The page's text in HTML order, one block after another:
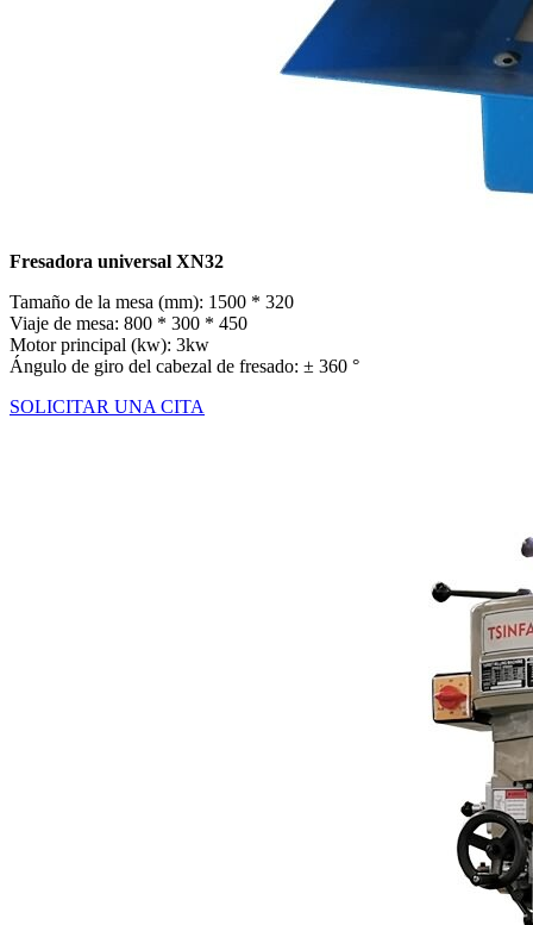
Fresadora universal XN32
Tamaño de la mesa (mm): 1500 * 320
Viaje de mesa: 800 * 300 * 450
Motor principal (kw): 3kw
Ángulo de giro del cabezal de fresado: ± 360 °
SOLICITAR UNA CITA